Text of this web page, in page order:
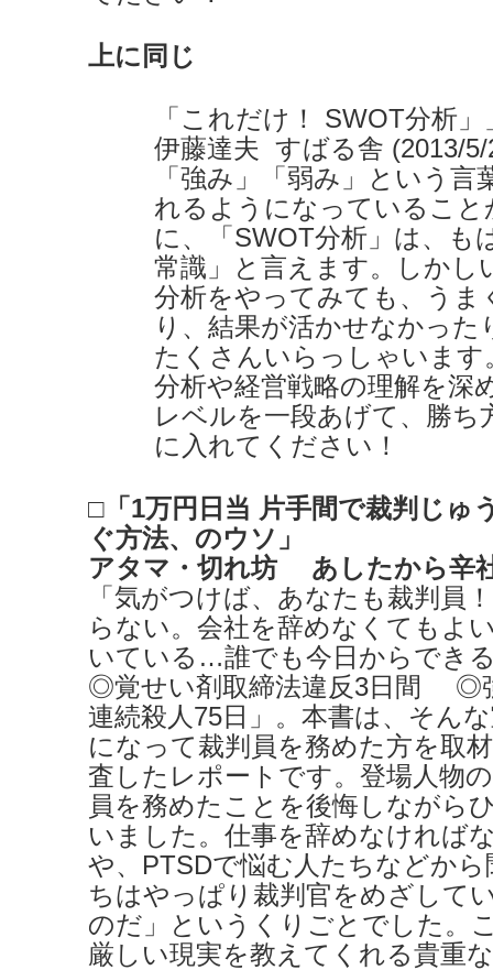
上に同じ
「これだけ！ SWOT分析」
伊藤達夫 すばる舎 (2013/5/
「強み」「弱み」という言
れるようになっているこ
に、「SWOT分析」は、も
常識」と言えます。しかし
分析をやってみても、うま
り、結果が活かせなかった
たくさんいらっしゃいま
分析や経営戦略の理解を深
レベルを一段あげて、勝ち
に入れてください！
□「1万円日当 片手間で裁判じゅ
ぐ方法、のウソ」
アタマ・切れ坊 あしたから辛
「気がつけば、あなたも裁判員
らない。会社を辞めなくてもよ
いている…誰でも今日からでき
◎覚せい剤取締法違反3日間
連続殺人75日」。本書は、そん
になって裁判員を務めた方を取
査したレポートです。登場人物
員を務めたことを後悔しながら
いました。仕事を辞めなければ
や、PTSDで悩む人たちなどか
ちはやっぱり裁判官をめざして
のだ」というくりごとでした。
厳しい現実を教えてくれる貴重